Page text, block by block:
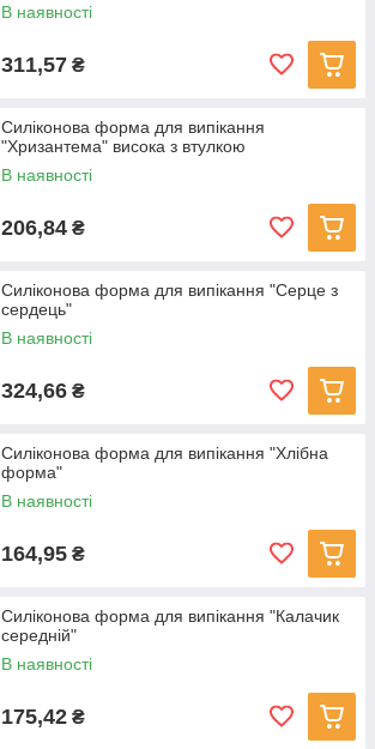
В наявності
311,57 ₴
Силіконова форма для випікання
"Хризантема" висока з втулкою
В наявності
206,84 ₴
Силіконова форма для випікання "Серце з
сердець"
В наявності
324,66 ₴
Силіконова форма для випікання "Хлібна
форма"
В наявності
164,95 ₴
Силіконова форма для випікання "Калачик
середній"
В наявності
175,42 ₴